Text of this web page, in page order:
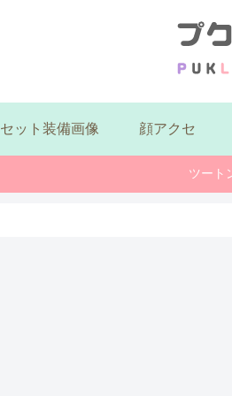
セット装備画像 顔アクセ
ツート